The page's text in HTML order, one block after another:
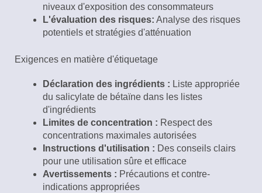
niveaux d'exposition des consommateurs
L'évaluation des risques: Analyse des risques
potentiels et stratégies d'atténuation
Exigences en matière d'étiquetage
Déclaration des ingrédients : Liste appropriée
du salicylate de bétaïne dans les listes
d'ingrédients
Limites de concentration : Respect des
concentrations maximales autorisées
Instructions d'utilisation : Des conseils clairs
pour une utilisation sûre et efficace
Avertissements : Précautions et contre-
indications appropriées